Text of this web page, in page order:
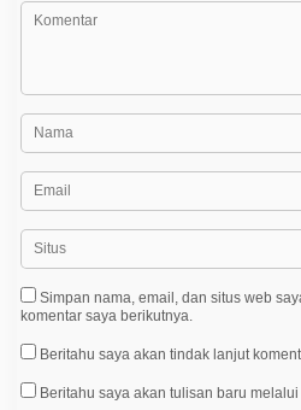
Simpan nama, email, dan situs web
komentar saya berikutnya.
Beritahu saya akan tindak lanjut
Beritahu saya akan tulisan baru melalui